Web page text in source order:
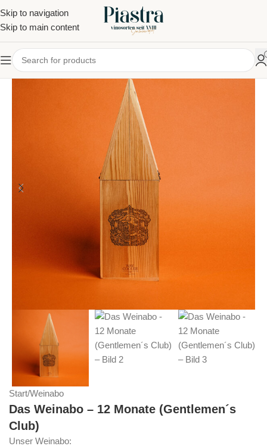
Skip to navigation
Skip to main content
Start/Weinabo
Das Weinabo – 12 Monate (Gentlemen´s
Club)
Unser Weinabo: